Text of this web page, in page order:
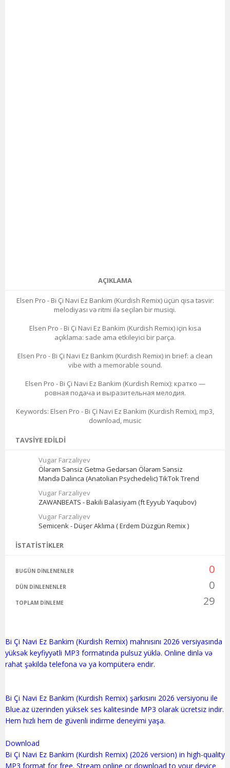
AÇIKLAMA
Elsen Pro - Bi Çi Navi Ez Bankim (Kurdish Remix) üçün qısa təsvir:
melodiyası və ritmi ilə seçilən bir musiqi.
Elsen Pro - Bi Çi Navi Ez Bankim (Kurdish Remix) için kısa
açıklama: sade ama etkileyici bir parça.
Elsen Pro - Bi Çi Navi Ez Bankim (Kurdish Remix) in brief: a clean
vibe with a memorable sound.
Elsen Pro - Bi Çi Navi Ez Bankim (Kurdish Remix): кратко —
ровная подача и выразительная мелодия.
Keywords: Elsen Pro - Bi Çi Navi Ez Bankim (Kurdish Remix), mp3,
download, music
TAVSIYE EDILDI
Vugar Farzaliyev
Ölərəm Sənsiz Getmə Gedərsən Ölərəm Sənsiz
Məndə Dalınca (Anatolian Psychedelic) TikTok Trend
Vugar Farzaliyev
ZAWANBEATS - Bakili Balasiyam (ft Eyyub Yaqubov)
Vugar Farzaliyev
Semicenk - Düşer Aklıma ( Erdem Düzgün Remix )
İSTATISTIKLER
BUGÜN DINLENENLER 0
DÜN DINLENENLER 0
TOPLAM DINLEME 29
Bi Çi Navi Ez Bankim (Kurdish Remix) mahnısını 2026 versiyasında
yüksək keyfiyyətli MP3 formatında pulsuz yüklə. Online dinlə və
rahat şəkildə telefona və ya kompüterə endir.
Bi Çi Navi Ez Bankim (Kurdish Remix) şarkısını 2026 versiyonu ile
Blue.az üzerinden yüksek ses kalitesinde MP3 olarak ücretsiz indir.
Hem hızlı hem de güvenli indirme deneyimi yaşa.
Download
Bi Çi Navi Ez Bankim (Kurdish Remix) (2026 version) in high-quality
MP3 format for free. Stream online or download to your device